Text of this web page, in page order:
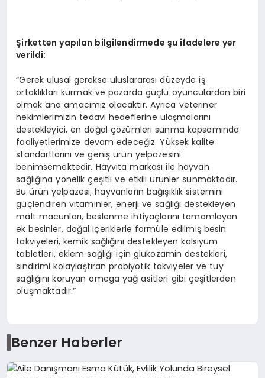
Şirketten yapılan bilgilendirmede şu ifadelere yer
verildi:
“Gerek ulusal gerekse uluslararası düzeyde iş
ortaklıkları kurmak ve pazarda güçlü oyunculardan biri
olmak ana amacımız olacaktır. Ayrıca veteriner
hekimlerimizin tedavi hedeflerine ulaşmalarını
destekleyici, en doğal çözümleri sunma kapsamında
faaliyetlerimize devam edeceğiz. Yüksek kalite
standartlarını ve geniş ürün yelpazesini
benimsemektedir. Hayvita markası ile hayvan
sağlığına yönelik çeşitli ve etkili ürünler sunmaktadır.
Bu ürün yelpazesi; hayvanların bağışıklık sistemini
güçlendiren vitaminler, enerji ve sağlığı destekleyen
malt macunları, beslenme ihtiyaçlarını tamamlayan
ek besinler, doğal içeriklerle formüle edilmiş besin
takviyeleri, kemik sağlığını destekleyen kalsiyum
tabletleri, eklem sağlığı için glukozamin destekleri,
sindirimi kolaylaştıran probiyotik takviyeler ve tüy
sağlığını koruyan omega yağ asitleri gibi çeşitlerden
oluşmaktadır.”
Benzer Haberler